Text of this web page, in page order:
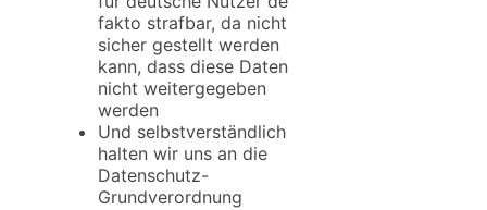
fakto strafbar, da nicht
sicher gestellt werden
kann, dass diese Daten
nicht weitergegeben
werden
Und selbstverständlich
halten wir uns an die
Datenschutz-
Grundverordnung